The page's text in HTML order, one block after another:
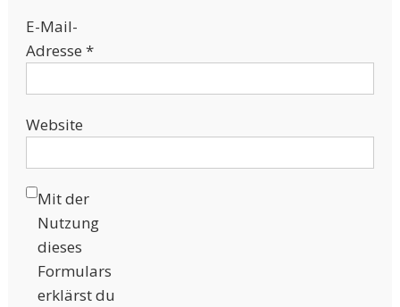
E-Mail-
Adresse *
Website
Mit der
Nutzung
dieses
Formulars
erklärst du